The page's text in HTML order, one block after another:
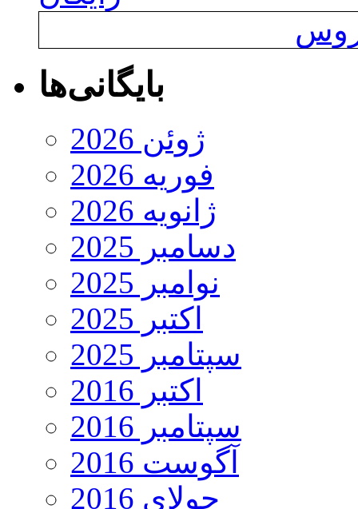
بایگانی‌ها
ژوئن 2026
فوریه 2026
ژانویه 2026
دسامبر 2025
نوامبر 2025
اکتبر 2025
سپتامبر 2025
اکتبر 2016
سپتامبر 2016
آگوست 2016
جولای 2016